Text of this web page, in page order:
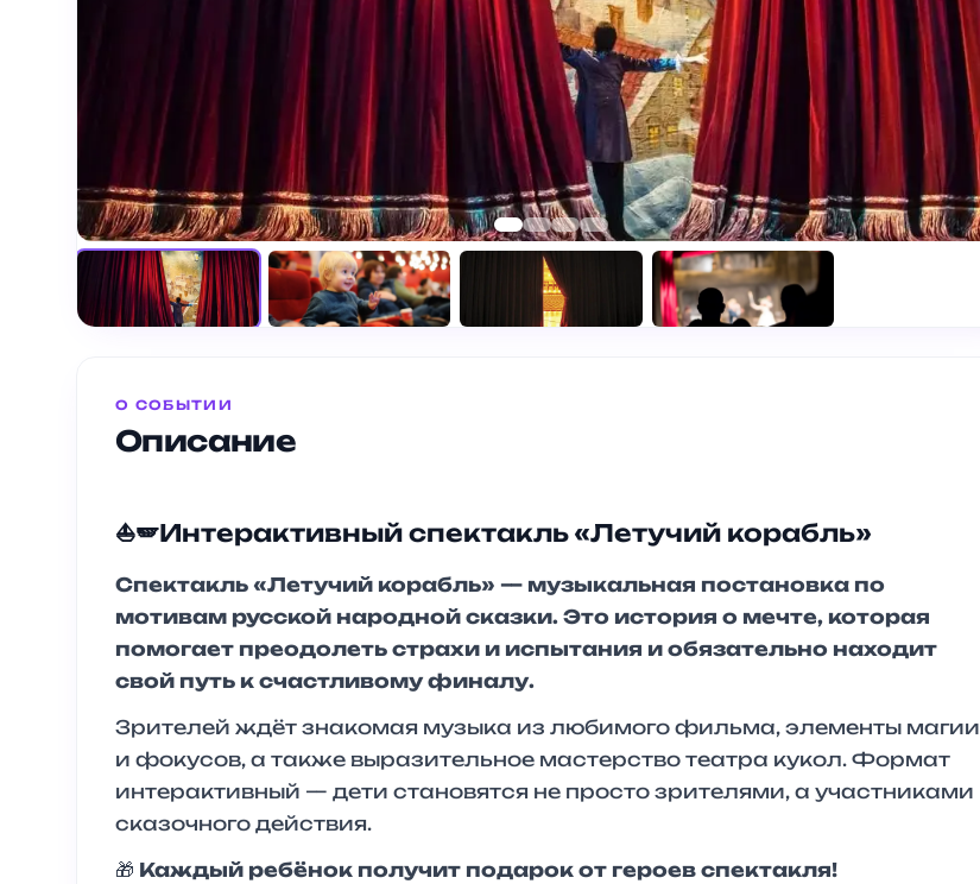
О СОБЫТИИ
Описание
⛵️🪽Интерактивный спектакль «Летучий корабль»
Спектакль «Летучий корабль» — музыкальная постановка по
мотивам русской народной сказки. Это история о мечте, которая
помогает преодолеть страхи и испытания и обязательно находит
свой путь к счастливому финалу.
Зрителей ждёт знакомая музыка из любимого фильма, элементы магии
и фокусов, а также выразительное мастерство театра кукол. Формат
интерактивный — дети становятся не просто зрителями, а участниками
сказочного действия.
🎁 Каждый ребёнок получит подарок от героев спектакля!